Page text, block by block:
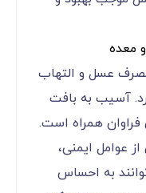
عسل و التهاب
آسیب به بافت
همراه است.
عوامل ایمنی،
به احساس